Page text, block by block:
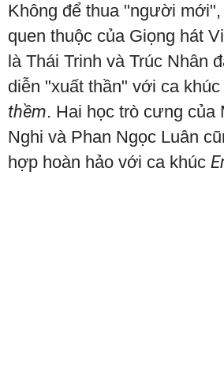
Không để thua "người
quen thuộc của Giọng hát
là Thái Trinh và Trúc Nhân
diễn "xuất thần" với ca khúc
thềm. Hai học trò cưng của
Nghi và Phan Ngọc Luân
hợp hoàn hảo với ca khúc